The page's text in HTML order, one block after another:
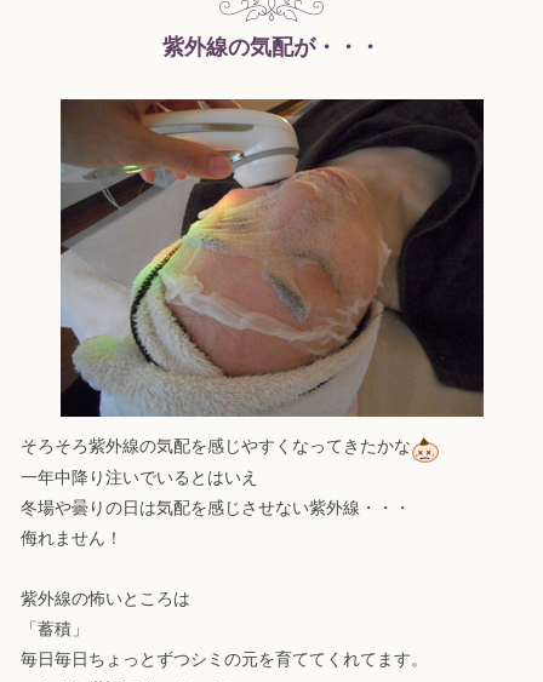
紫外線の気配が・・・
そろそろ紫外線の気配を感じやすくなってきたかな
一年中降り注いでいるとはいえ
冬場や曇りの日は気配を感じさせない紫外線・・・
侮れません！
紫外線の怖いところは
「蓄積」
毎日毎日ちょっとずつシミの元を育ててくれてます。